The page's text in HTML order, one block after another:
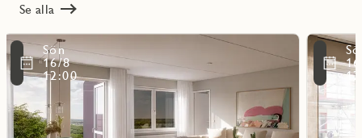
Se alla
Sön
16/8
12:00
Läs
mer
om
objekt
11003
Läs
mer
om
objekt
11002